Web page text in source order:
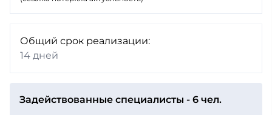
Общий срок реализации:
14 дней
Задействованные специалисты - 6 чел.